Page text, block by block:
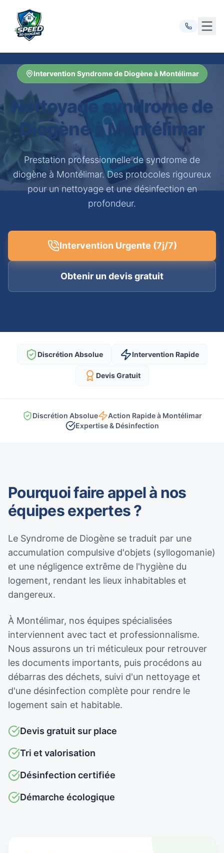
Intervention Syndrome de Diogène à Montélimar
Nettoyage syndrome de
Diogène à Montélimar
Prestation professionnelle de syndrome de
diogène à Montélimar. Des protocoles rigoureux
pour un nettoyage et une désinfection en
profondeur.
Intervention Urgente (7j/7)
Obtenir un devis gratuit
Discrétion Absolue Intervention Rapide
Devis Gratuit
Discrétion Absolue
Action Rapide à Montélimar
Expertise & Désinfection
Pourquoi faire appel à nos
équipes expertes ?
Le Syndrome de Diogène se traduit par une
accumulation compulsive d'objets (syllogomanie)
et une négligence extrême de l'hygiène du
logement, rendant les lieux inhabitables et
dangereux.
À Montélimar, nos équipes spécialisées
interviennent avec tact et professionnalisme.
Nous assurons un tri méticuleux pour retrouver
les documents importants, puis procédons au
débarras des déchets, suivi d'un nettoyage et
d'une désinfection complète pour rendre le
logement sain et habitable.
Devis gratuit sur place
Tri et valorisation
Désinfection certifiée
Démarche écologique